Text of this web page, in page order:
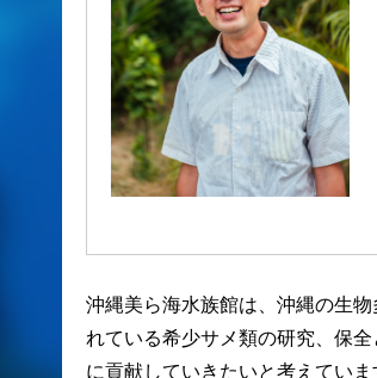
沖縄美ら海水族館は、沖縄の生
れている希少サメ類の研究、保
に貢献していきたいと考えていま